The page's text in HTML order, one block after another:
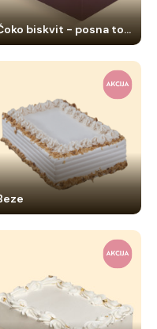
Čoko biskvit - posna torta